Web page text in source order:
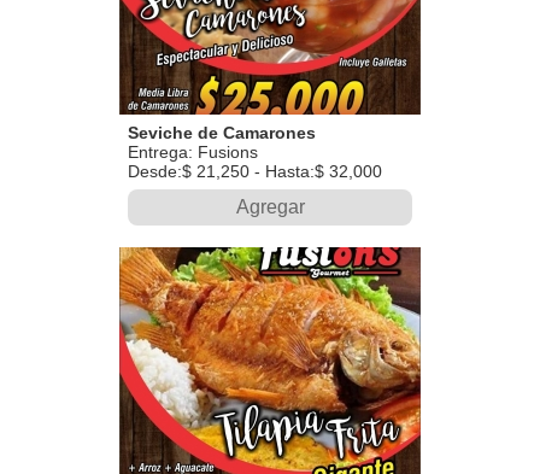
Seviche de Camarones
Entrega: Fusions
Desde:$ 21,250 - Hasta:$ 32,000
Agregar